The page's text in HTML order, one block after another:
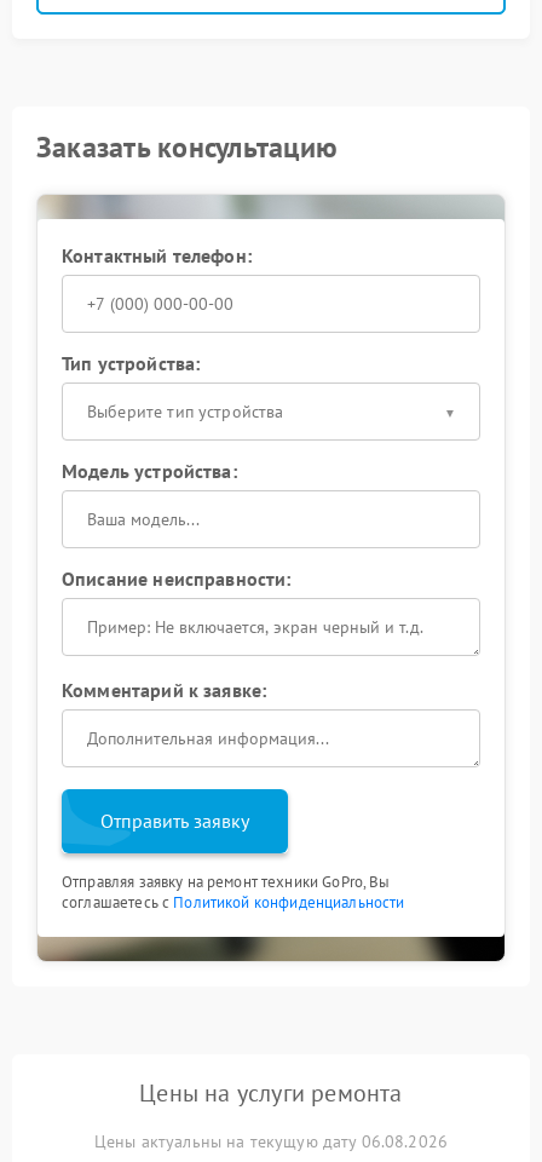
Заказать консультацию
Контактный телефон:
Тип устройства:
Выберите тип устройства
Модель устройства:
Описание неисправности:
Комментарий к заявке:
Отправить заявку
Отправляя заявку на ремонт техники GoPro, Вы
соглашаетесь с Политикой конфиденциальности
Цены на услуги ремонта
Цены актуальны на текущую дату 06.08.2026